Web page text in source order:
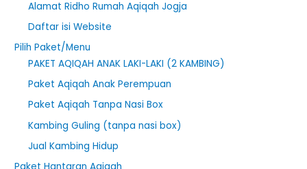
Alamat Ridho Rumah Aqiqah Jogja
Daftar isi Website
Pilih Paket/Menu
PAKET AQIQAH ANAK LAKI-LAKI (2 KAMBING)
Paket Aqiqah Anak Perempuan
Paket Aqiqah Tanpa Nasi Box
Kambing Guling (tanpa nasi box)
Jual Kambing Hidup